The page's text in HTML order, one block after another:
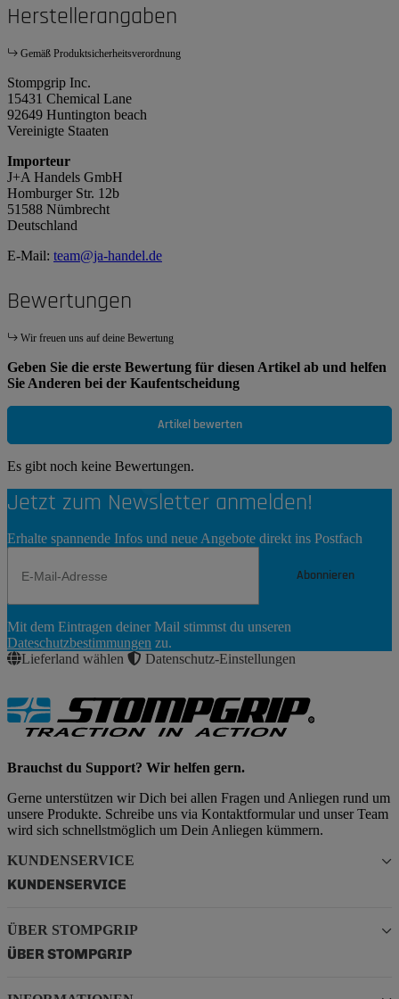
Herstellerangaben
Gemäß Produktsicherheitsverordnung
Stompgrip Inc.
15431 Chemical Lane
92649 Huntington beach
Vereinigte Staaten
Importeur
J+A Handels GmbH
Homburger Str. 12b
51588 Nümbrecht
Deutschland
E-Mail: team@ja-handel.de
Bewertungen
Wir freuen uns auf deine Bewertung
Geben Sie die erste Bewertung für diesen Artikel ab und helfen
Sie Anderen bei der Kaufentscheidung
Artikel bewerten
Es gibt noch keine Bewertungen.
Jetzt zum Newsletter anmelden!
Erhalte spannende Infos und neue Angebote direkt ins Postfach
Abonnieren
Abonnieren
Mit dem Eintragen deiner Mail stimmst du unseren
Dateschutzbestimmungen zu.
Lieferland wählen
Datenschutz-Einstellungen
Brauchst du Support? Wir helfen gern.
Gerne unterstützen wir Dich bei allen Fragen und Anliegen rund um
unsere Produkte. Schreibe uns via Kontaktformular und unser Team
wird sich schnellstmöglich um Dein Anliegen kümmern.
KUNDENSERVICE
KUNDENSERVICE
ÜBER STOMPGRIP
ÜBER STOMPGRIP